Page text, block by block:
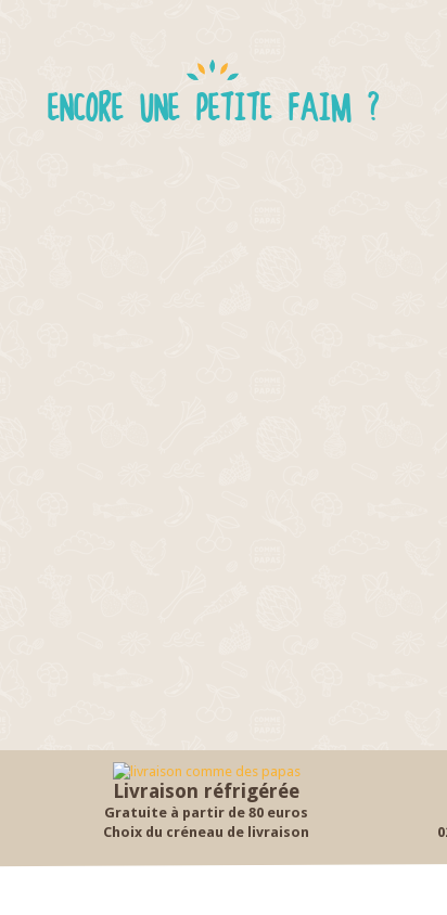
ENCORE UNE PETITE FAIM ?
Livraison réfrigérée
Gratuite à partir de 80 euros
Choix du créneau de livraison